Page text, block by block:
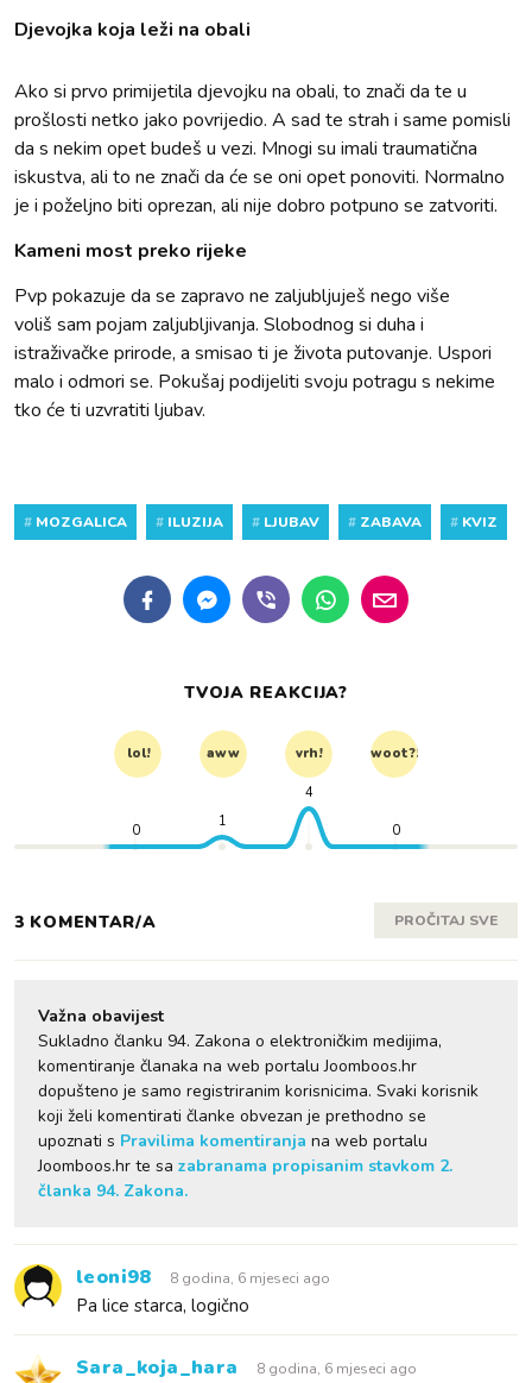
Djevojka koja leži na obali
Ako si prvo primijetila djevojku na obali, to znači da te u
prošlosti netko jako povrijedio. A sad te strah i same pomisli
da s nekim opet budeš u vezi. Mnogi su imali traumatična
iskustva, ali to ne znači da će se oni opet ponoviti. Normalno
je i poželjno biti oprezan, ali nije dobro potpuno se zatvoriti.
Kameni most preko rijeke
Pvp pokazuje da se zapravo ne zaljubljuješ nego više
voliš sam pojam zaljubljivanja. Slobodnog si duha i
istraživačke prirode, a smisao ti je života putovanje. Uspori
malo i odmori se. Pokušaj podijeliti svoju potragu s nekime
tko će ti uzvratiti ljubav.
# MOZGALICA # ILUZIJA # LJUBAV # ZABAVA # KVIZ
TVOJA REAKCIJA?
lol! aww vrh! woot?!
0
1
4
0
3 KOMENTAR/A PROČITAJ SVE
Važna obavijest
Sukladno članku 94. Zakona o elektroničkim medijima,
komentiranje članaka na web portalu Joomboos.hr
dopušteno je samo registriranim korisnicima. Svaki korisnik
koji želi komentirati članke obvezan je prethodno se
upoznati s Pravilima komentiranja na web portalu
Joomboos.hr te sa zabranama propisanim stavkom 2.
članka 94. Zakona.
leoni98 8 godina, 6 mjeseci ago
Pa lice starca, logično
Sara_koja_hara 8 godina, 6 mjeseci ago